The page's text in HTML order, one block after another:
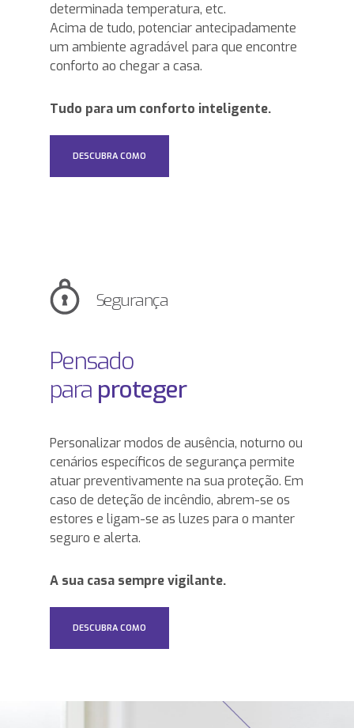
determinada temperatura, etc.
Acima de tudo, potenciar antecipadamente
um ambiente agradável para que encontre
conforto ao chegar a casa.
Tudo para um conforto inteligente.
DESCUBRA COMO
Segurança
Pensado
para proteger
Personalizar modos de ausência, noturno ou
cenários específicos de segurança permite
atuar preventivamente na sua proteção. Em
caso de deteção de incêndio, abrem-se os
estores e ligam-se as luzes para o manter
seguro e alerta.
A sua casa sempre vigilante.
DESCUBRA COMO